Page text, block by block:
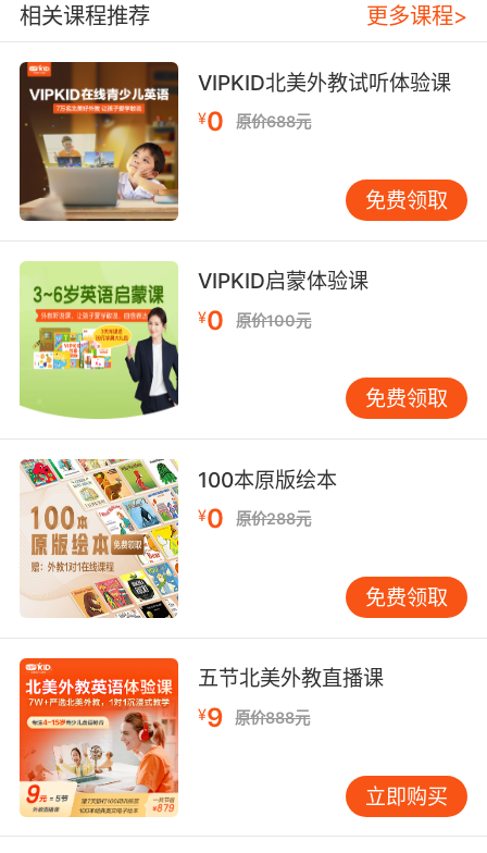
VIPKID平台嵌套的星际词舰闯关系统，将单词拼
写转化为飞船能量补给代码，发音准确度决定跃
迁距离。剑桥大学行为心理学教授Andrew
Phillips的纵向研究表明，适度竞争机制能使儿童
主动复习频率提升3.8倍。教师端可设计人体单词
雕塑，如三人组合作摆出elephant形态，躯干弯
曲模拟象鼻，在具身认知中强化记忆锚点。 四、
科学复习周期管理 遗忘曲线理论在数字化时代获
得新解。VIPKID智能系统通过AI算法动态监测学
员记忆强度，在蜜月期-遗忘临界点-长期存储三
阶段智能推送复习任务。东京大学外语教育研究
所2022年实验证实，间隔重复结合语义网复习
（如在学习pear后关联apple、peach），可使
长期记忆编码效率提升63%。家长需掌握温故知
新节奏，例如学习完厨房词汇后，次日早餐时进
行实物指认接力赛。 五、亲子协作记忆模式 家庭
场域中的代际互动创造独特记忆优势。VIPKID推
出的亲子词库共建计划，鼓励家长与孩子共同制
作家庭图词典：用孩子的涂鸦注解
grandparents，以生日蛋糕照片标注
anniversary。牛津大学教育社会学研究显示，亲
子共学场景下儿童的情感投入度较独自学习提升
79%。值得关注的是，家长应避免过度纠正发
音，重点培育孩子开口自信，如把strawberry说
成草霉时，可先肯定发音创意再引导至标准读
音。 经过十年教学验证，VIPKID构建的五维记忆
矩阵已助力超百万学员实现词汇量飞跃。这些方
法背后折射出儿童认知科学的底层逻辑：将抽象
符号转化为具象体验，把机械训练升维为意义建
构。未来教育者需持续深化脑科学与行为数据的
相关课程推荐 更多课程>
VIPKID北美外教试听体验课
¥0 原价688元
免费领取
VIPKID启蒙体验课
¥0 原价100元
免费领取
100本原版绘本
¥0 原价288元
免费领取
五节北美外教直播课
¥9 原价888元
立即购买